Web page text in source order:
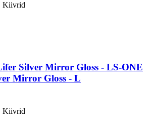
Kiivrid
Silver Mirror Gloss - LS-ONE
Mirror Gloss - L
Kiivrid